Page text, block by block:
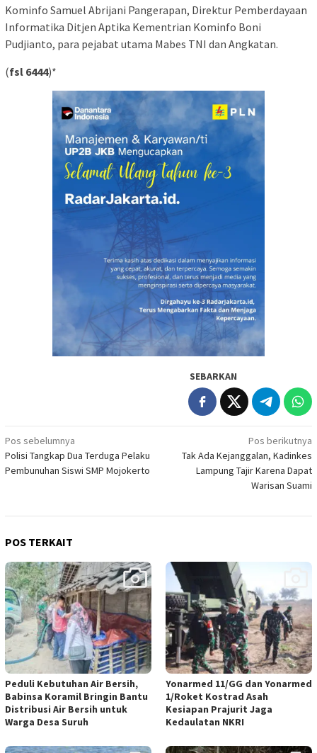
Kominfo Samuel Abrijani Pangerapan, Direktur Pemberdayaan
Informatika Ditjen Aptika Kementrian Kominfo Boni
Pudjianto, para pejabat utama Mabes TNI dan Angkatan.
(fsl 6444)*
SEBARKAN
Navigasi
pos
Pos sebelumnya
Polisi Tangkap Dua Terduga Pelaku
Pembunuhan Siswi SMP Mojokerto
Pos berikutnya
Tak Ada Kejanggalan, Kadinkes
Lampung Tajir Karena Dapat
Warisan Suami
POS TERKAIT
Peduli Kebutuhan Air Bersih,
Babinsa Koramil Bringin Bantu
Distribusi Air Bersih untuk
Warga Desa Suruh
Yonarmed 11/GG dan Yonarmed
1/Roket Kostrad Asah
Kesiapan Prajurit Jaga
Kedaulatan NKRI